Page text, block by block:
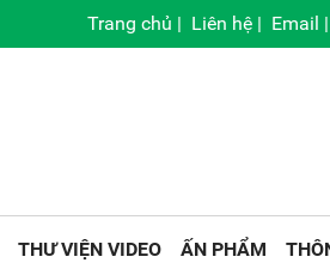
Trang chủ | Liên hệ | Email |
THƯ VIỆN VIDEO ẤN PHẨM